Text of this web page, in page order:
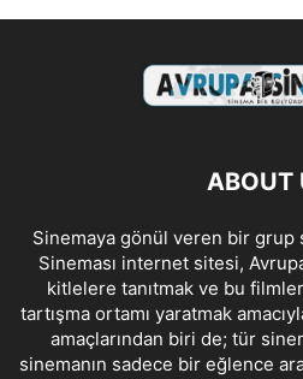
ABOUT
Sinemaya gönül veren bir
Sineması internet sitesi,
kitlelere tanıtmak ve bu
tartışma ortamı yaratmak
amaçlarından biri de; tür
sinemanın sadece bir eğlence